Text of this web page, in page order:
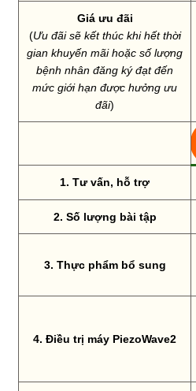
Giá ưu đãi
(Ưu đãi sẽ kết thúc khi hết thời
gian khuyến mãi hoặc số lượng
bệnh nhân đăng ký đạt đến
mức giới hạn được hưởng ưu
đãi)
1. Tư vấn, hỗ trợ
2. Số lượng bài tập
3. Thực phẩm bổ sung
4. Điều trị máy PiezoWave2